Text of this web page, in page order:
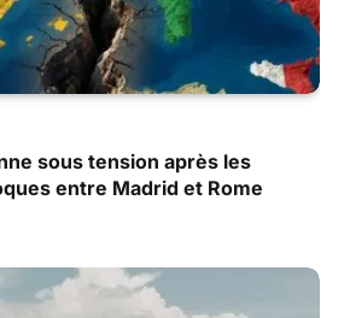
sous tension après les
entre Madrid et Rome